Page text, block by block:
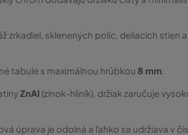
zrkadiel, sklenených políc, deliacich stien
tabule s maximálnou hrúbkou 8 mm.
ZnAl (zinok-hliník), držiak zaručuje
úprava je odolná a ľahko sa udržiava v